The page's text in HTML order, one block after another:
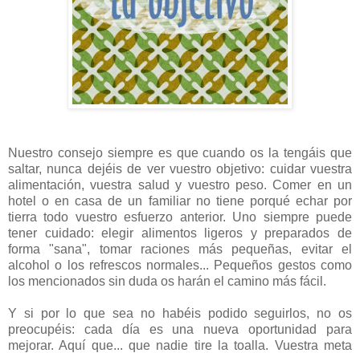
Nuestro consejo siempre es que cuando os la tengáis que
saltar, nunca dejéis de ver vuestro objetivo: cuidar vuestra
alimentación, vuestra salud y vuestro peso. Comer en un
hotel o en casa de un familiar no tiene porqué echar por
tierra todo vuestro esfuerzo anterior. Uno siempre puede
tener cuidado: elegir alimentos ligeros y preparados de
forma "sana", tomar raciones más pequeñas, evitar el
alcohol o los refrescos normales... Pequeños gestos como
los mencionados sin duda os harán el camino más fácil.
Y si por lo que sea no habéis podido seguirlos, no os
preocupéis: cada día es una nueva oportunidad para
mejorar. Aquí que... que nadie tire la toalla. Vuestra meta